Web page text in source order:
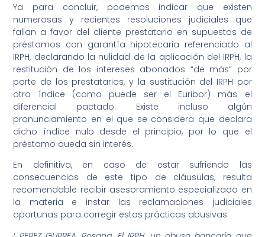
Ya para concluir, podemos indicar que existen
numerosas y recientes resoluciones judiciales que
fallan a favor del cliente prestatario en supuestos de
préstamos con garantía hipotecaria referenciado al
IRPH, declarando la nulidad de la aplicación del IRPH, la
restitución de los intereses abonados “de más” por
parte de los prestatarios, y la sustitución del IRPH por
otro índice (como puede ser el Euribor) más el
diferencial pactado. Existe incluso algún
pronunciamiento en el que se considera que declara
dicho índice nulo desde el principio, por lo que el
préstamo queda sin interés.
En definitiva, en caso de estar sufriendo las
consecuencias de este tipo de cláusulas, resulta
recomendable recibir asesoramiento especializado en
la materia e instar las reclamaciones judiciales
oportunas para corregir estas prácticas abusivas.